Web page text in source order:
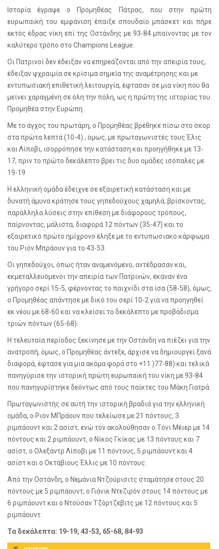
Ιστορία έγραψε ο Προμηθέας Πάτρας, που στην πρώτη
ευρωπαϊκή του εμφάνιση έπαιξε σπουδαίο μπάσκετ και πήρε
εκτός έδρας νίκη επί της Οστάνδης με 93-84 μπαίνοντας με τον
καλύτερο τρόπο στο Champions League.
Οι Πατρινοί δεν έδειξαν να επηρεάζονται από την απειρία τους,
έδειξαν ψχραιμία σε κρίσιμα σημεία της αναμέτρησης και με
εντυπωσιακή επιθετική λειτουργία, έφτασαν σε μια νίκη που θα
μείνει χαραγμένη σε όλη την πόλη, ως η πρώτη της ιστορίας του
Προμηθέα στην Ευρώπη.
Με το άγχος του πρωτάρη, ο Προμηθέας βρέθηκε πίσω στο σκορ
στα πρώτα λεπτά (10-4) , όμως, με πρωταγωνιστές τους Έλις
και Λίποβι, ισορρόπησε την κατάσταση και προηγήθηκε με 13-
17, πριν το πρώτο δεκάλεπτο βρει τις δυο ομάδες ισόπαλες με
19-19.
Η ελληνική ομάδα έδειχνε σε εξαιρετική κατάσταση και με
δυνατή άμυνα κράτησε τους γηπεδούχους χαμηλά, βρίσκοντας,
παράλληλα λύσεις στην επίθεση με διάφορους τρόπους,
παίρνοντας, μάλιστα, διαφορά 12 πόντων (35-47) και το
εξαιρετικό πρώτο ημίχρονο έληξε με το εντυπωσιακό κάρφωμα
του Ριόν Μπράουν για το 43-53.
Οι γηπεδούχοι, όπως ήταν αναμενόμενο, αντέδρασαν και,
εκμεταλλευόμενοι την απειρία των Πατρινών, έκαναν ένα
γρήγορο σερί 15-5, φέρνοντας το παιχνίδι στα ίσα (58-58), όμως,
ο Προμηθέας απάντησε με δικό του σερί 10-2 για να προηγηθεί
εκ νέου με 68-60 και να κλείσει το δεκάλεπτο με προβάδισμα
τριών πόντων (65-68).
Η τελευταία περίοδος ξεκίνησε με την Οστάνδη να πιέζει για την
ανατροπή, όμως, ο Προμηθέας άντεξε, άρχισε να δημιουργεί ξανά
διαφορά, έφτασε για μια ακόμα φορά στο +11 )77-88) και τελικά
πανηγύρισε την ιστορική πρώτη ευρωπαϊκή του νίκη με 93-84
που πανηγυρίστηκε δεόντως από τους παίκτες του Μάκη Γιατρά.
Πρωταγωνιστής σε αυτή την ιστορική βραδιά για την ελληνική
ομάδα, ο Ριόν ΜΠράουν που τελείωσε με 21 πόντους, 3
ριμπάουντ και 2 ασίστ, ενώ τον ακολούθησαν ο Τόνι Μέιερ με 14
πόντους και 2 ριμπάουντ, ο Νίκος Γκίκας με 13 πόντους και 7
ασίστ, ο Ολεξάντρ Λίποβι με 11 πόντους, 5 ριμπάουντ και 4
ασίστ και ο Οκτάβιους Έλλις με 10 πόντους.
Από την Οστάνδη, ο Νεμάνια Ντζούρισιτς σταμάτησε στους 20
πόντους με 5 ριμπάουντ, ο Γιάνικ Ντεζιρόν στους 14 πόντους με
6 ριμπάουντ και ο Ντούσαν Τζόρτζεβιτς με 12 πόντους και 5
ριμπάουντ.
Τα δεκάλεπτα: 19-19, 43-53, 65-68, 84-93